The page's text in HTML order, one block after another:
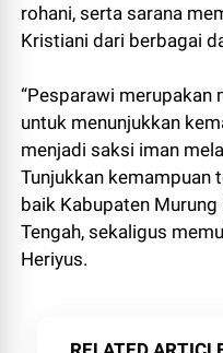
rohani, serta sarana
Kristiani dari berbagai
“Pesparawi merupakan
untuk menunjukkan
menjadi saksi iman
Tunjukkan kemampuan
baik Kabupaten Murung
Tengah, sekaligus
Heriyus.